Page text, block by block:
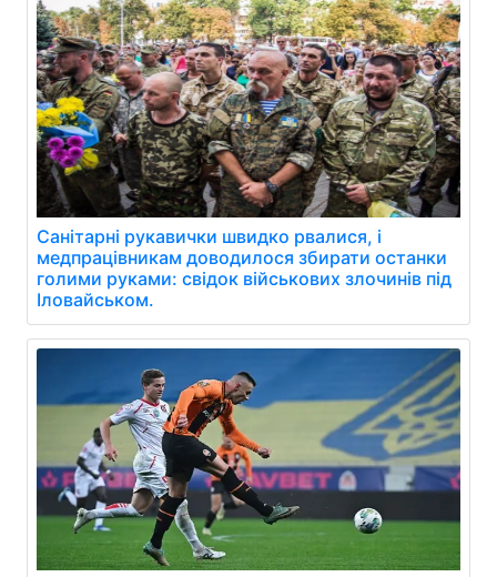
Санітарні рукавички швидко рвалися, і
медпрацівникам доводилося збирати останки
голими руками: свідок військових злочинів під
Іловайськом.